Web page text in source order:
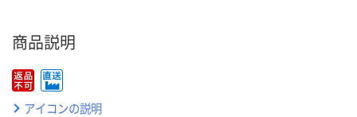
商品説明
アイコンの説明